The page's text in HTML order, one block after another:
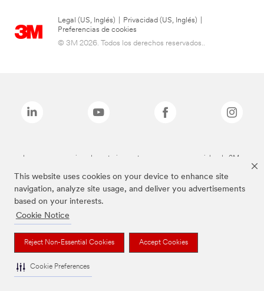
This website uses cookies on your device to enhance site
navigation, analyze site usage, and deliver you advertisements
based on your interests.
Cookie Notice
Reject Non-Essential Cookies Accept Cookies
Cookie Preferences
Legal (US, Inglés) Privacidad (US, Inglés)
Preferencias de cookies
© 3M 2026. Todos los derechos reservados..
Las marcas mencionadas anteriormente son marcas comerciales de 3M.